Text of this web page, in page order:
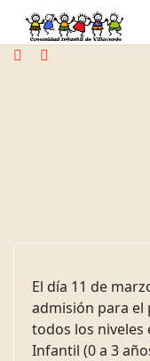
El día 11 de
admisión para el
todos los niveles
Infantil (0 a 3